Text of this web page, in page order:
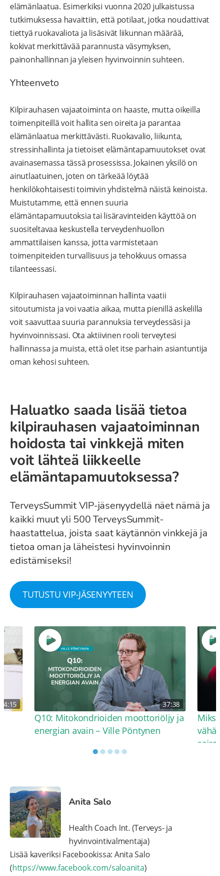
elämänlaatua. Esimerkiksi vuonna 2020 julkaistussa
tutkimuksessa havaittiin, että potilaat, jotka noudattivat
tiettyä ruokavaliota ja lisäsivät liikunnan määrää,
kokivat merkittävää parannusta väsymyksen,
painonhallinnan ja yleisen hyvinvoinnin suhteen.
Yhteenveto
Kilpirauhasen vajaatoiminta on haaste, mutta oikeilla
toimenpiteillä voit hallita sen oireita ja parantaa
elämänlaatua merkittävästi. Ruokavalio, liikunta,
stressinhallinta ja tietoiset elämäntapamuutokset ovat
avainasemassa tässä prosessissa. Jokainen yksilö on
ainutlaatuinen, joten on tärkeää löytää
henkilökohtaisesti toimivin yhdistelmä näistä keinoista.
Muistutamme, että ennen suuria
elämäntapamuutoksia tai lisäravinteiden käyttöä on
suositeltavaa keskustella terveydenhuollon
ammattilaisen kanssa, jotta varmistetaan
toimenpiteiden turvallisuus ja tehokkuus omassa
tilanteessasi.
Kilpirauhasen vajaatoiminnan hallinta vaatii
sitoutumista ja voi vaatia aikaa, mutta pienillä askelilla
voit saavuttaa suuria parannuksia terveydessäsi ja
hyvinvoinnissasi. Ota aktiivinen rooli terveytesi
hallinnassa ja muista, että olet itse parhain asiantuntija
oman kehosi suhteen.
Haluatko saada lisää tietoa
kilpirauhasen vajaatoiminnan
hoidosta tai vinkkejä miten
voit lähteä liikkeelle
elämäntapamuutoksessa?
TerveysSummit VIP-jäsenyydellä näet nämä ja
kaikki muut yli 500 TerveysSummit-
haastattelua, joista saat käytännön vinkkejä ja
tietoa oman ja läheistesi hyvinvoinnin
edistämiseksi!
TUTUSTU VIP-JÄSENYYTEEN
54:15 37:38
Q10: Mitokondrioiden moottoriöljy ja
energian avain – Ville Pöntynen
●●●●●
Anita Salo
Health Coach Int. (Terveys- ja
hyvinvointivalmentaja)
Lisää kaveriksi Facebookissa: Anita Salo
(https://www.facebook.com/saloanita)